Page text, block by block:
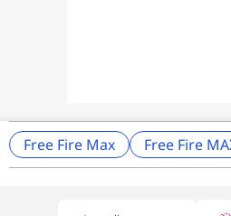
Free Fire Max Free Fire